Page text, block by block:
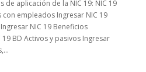
de aplicación de la NIC 19: NIC 19
empleados Ingresar NIC 19
NIC 19 Beneficios
BD Activos y pasivos Ingresar